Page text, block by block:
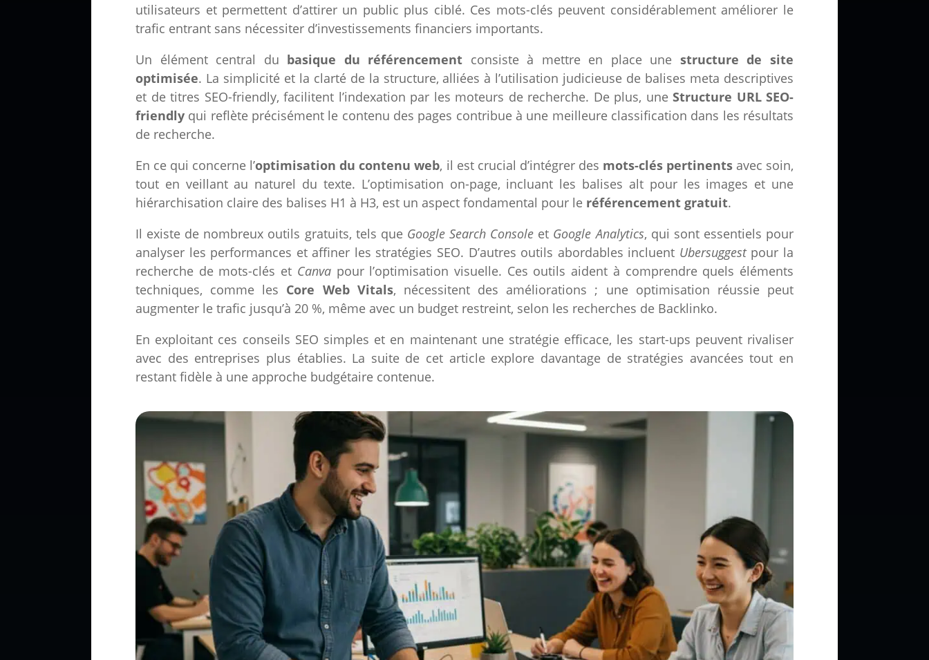
utilisateurs et permettent d’attirer un public plus ciblé. Ces mots-clés peuvent considérablement améliorer le
trafic entrant sans nécessiter d’investissements financiers importants.
Un élément central du basique du référencement consiste à mettre en place une structure de site
optimisée. La simplicité et la clarté de la structure, alliées à l’utilisation judicieuse de balises meta descriptives
et de titres SEO-friendly, facilitent l’indexation par les moteurs de recherche. De plus, une Structure URL SEO-
friendly qui reflète précisément le contenu des pages contribue à une meilleure classification dans les résultats
de recherche.
En ce qui concerne l’optimisation du contenu web, il est crucial d’intégrer des mots-clés pertinentsavec soin,
tout en veillant au naturel du texte. L’optimisation on-page, incluant les balises alt pour les images et une
hiérarchisation claire des balises H1 à H3, est un aspect fondamental pour le référencement gratuit.
Il existe de nombreux outils gratuits, tels que Google Search Console et Google Analytics, qui sont essentiels pour
analyser les performances et affiner les stratégies SEO. D’autres outils abordables incluent Ubersuggestpour la
recherche de mots-clés et Canvapour l’optimisation visuelle. Ces outils aident à comprendre quels éléments
techniques, comme les Core Web Vitals, nécessitent des améliorations ; une optimisation réussie peut
augmenter le trafic jusqu’à 20 %, même avec un budget restreint, selon les recherches de Backlinko.
En exploitant ces conseils SEO simples et en maintenant une stratégie efficace, les start-ups peuvent rivaliser
avec des entreprises plus établies. La suite de cet article explore davantage de stratégies avancées tout en
restant fidèle à une approche budgétaire contenue.